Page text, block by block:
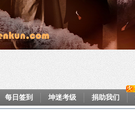
每日签到 坤迷考级 捐助我们